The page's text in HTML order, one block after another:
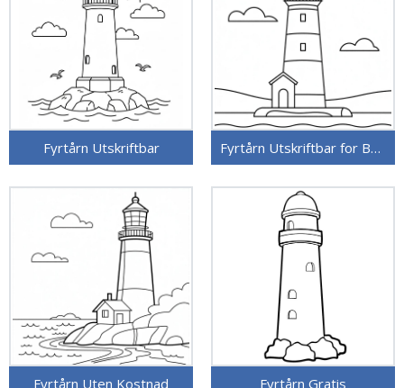
Fyrtårn Utskriftbar Fyrtårn Utskriftbar for Barn
Fyrtårn Uten Kostnad Fyrtårn Gratis